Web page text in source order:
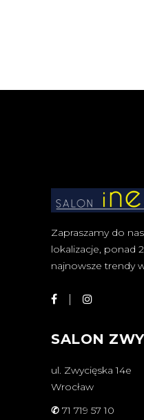
Zapraszamy do
lokalizacje, ponad
najnowsze trendy
SALON
ul. Zwycięska 14e
Wrocław
✆ 71 719 57 10